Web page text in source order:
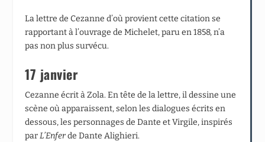
La lettre de Cezanne d’où provient cette citation se
rapportant à l’ouvrage de Michelet, paru en 1858, n’a
pas non plus survécu.
17 janvier
Cezanne écrit à Zola. En tête de la lettre, il dessine une
scène où apparaissent, selon les dialogues écrits en
dessous, les personnages de Dante et Virgile, inspirés
parL’Enferde Dante Alighieri.